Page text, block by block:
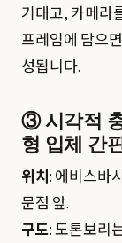
기대고, 카메라
프레임에 담으
성됩니다.
③ 시각적
형 입체 간
위치: 에비스바
문점 앞.
구도: 도톤보리